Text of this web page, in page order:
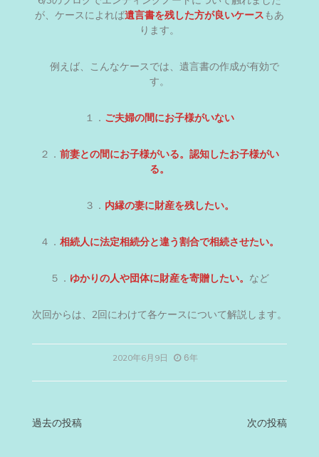
が、ケースによれば遺言書を残した方が良いケースもあ
ります。
例えば、こんなケースでは、遺言書の作成が有効で
す。
１． ご夫婦の間にお子様がいない
２． 前妻との間にお子様がいる。認知したお子様がい
る。
３． 内縁の妻に財産を残したい。
４． 相続人に法定相続分と違う割合で相続させたい。
５． ゆかりの人や団体に財産を寄贈したい。 など
次回からは、2回にわけて各ケースについて解説します。
2020年6月9日 6年
投
過去の投稿 次の投稿